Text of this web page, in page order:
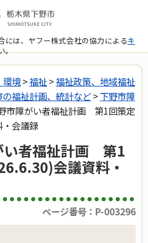
には、ヤフー株式会社の協力によるキ
。
環境>福祉>福祉政策、地域福祉
の福祉計画、統計など>下野市障
市障がい者福祉計画 第1回策定
会議録
い者福祉計画 第1
会議資料・
ページ番号：P-003296